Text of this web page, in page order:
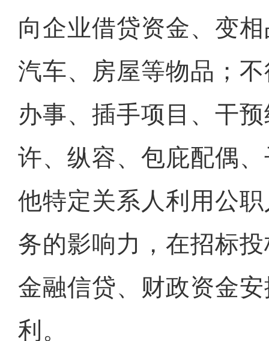
向企业借贷资金、变
汽车、房屋等物品；
办事、插手项目、干
许、纵容、包庇配偶
他特定关系人利用公
务的影响力，在招标
金融信贷、财政资金
利。